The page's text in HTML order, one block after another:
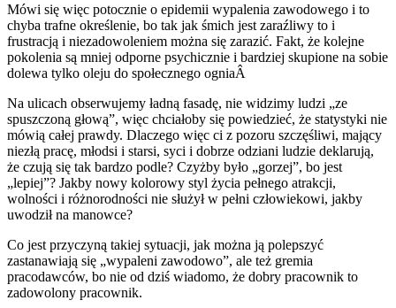
Mówi się więc potocznie o epidemii wypalenia zawodowego i to
chyba trafne określenie, bo tak jak śmich jest zaraźliwy to i
frustracją i niezadowoleniem można się zarazić. Fakt, że kolejne
pokolenia są mniej odporne psychicznie i bardziej skupione na sobie
dolewa tylko oleju do społecznego ogniaÂ
Na ulicach obserwujemy ładną fasadę, nie widzimy ludzi „ze
spuszczoną głową”, więc chciałoby się powiedzieć, że statystyki nie
mówią całej prawdy. Dlaczego więc ci z pozoru szczęśliwi, mający
niezłą pracę, młodsi i starsi, syci i dobrze odziani ludzie deklarują,
że czują się tak bardzo podle? Czyżby było „gorzej”, bo jest
„lepiej”? Jakby nowy kolorowy styl życia pełnego atrakcji,
wolności i różnorodności nie służył w pełni człowiekowi, jakby
uwodził na manowce?
Co jest przyczyną takiej sytuacji, jak można ją polepszyć
zastanawiają się „wypaleni zawodowo”, ale też gremia
pracodawców, bo nie od dziś wiadomo, że dobry pracownik to
zadowolony pracownik.